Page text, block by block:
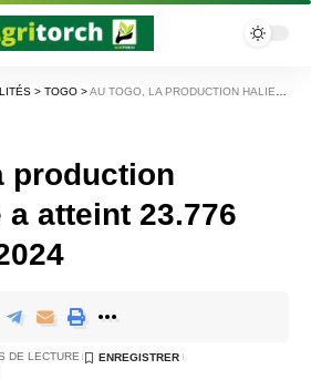
> TOGO >AU TOGO, LA PRODUCTION HALIEUTIQUE A ATTEINT 23.776 TONNES EN 2024
production
atteint 23.776
DE LECTURE